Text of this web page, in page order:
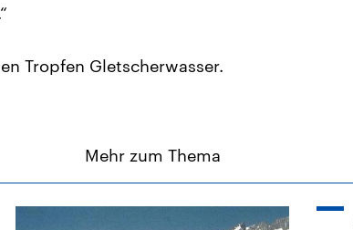
Tropfen Gletscherwasser.
Mehr zum Thema